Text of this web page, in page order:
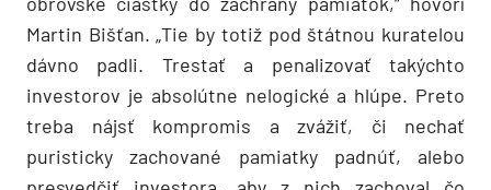
Martin Bišťan. „Tie by totiž pod štátnou kuratelou
dávno padli. Trestať a penalizovať takýchto
investorov je absolútne nelogické a hlúpe. Preto
treba nájsť kompromis a zvážiť, či nechať
puristicky zachované pamiatky padnúť, alebo